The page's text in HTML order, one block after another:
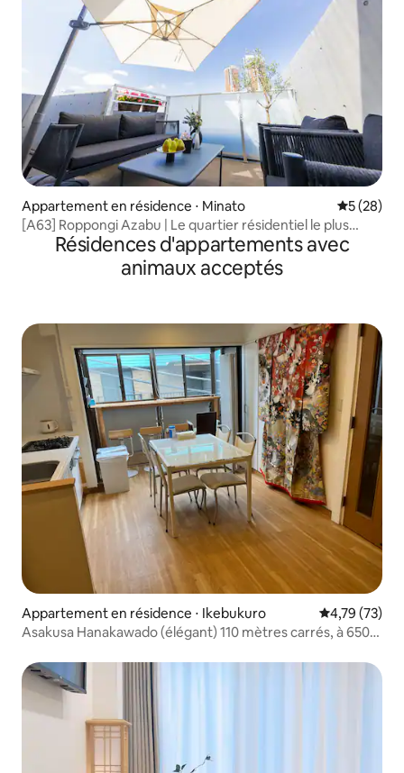
Appartement en résidence ⋅ Minato
5 (28)
[A63] Roppongi Azabu | Le quartier résidentiel le plus
luxueux du Japon | Penthouse de 55 m² avec terrasse |
Vue sur la tour de Tokyo | 5.
Résidences d'appartements avec
animaux acceptés
Appartement en résidence ⋅ Ikebukuro Évaluation
4,79 (73)
Asakusa Hanakawado (élégant) 110 mètres carrés, à 650